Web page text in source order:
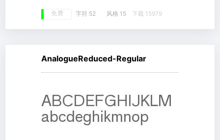
免费 字符 52 风格 15 下载 15979
AnalogueReduced-Regular